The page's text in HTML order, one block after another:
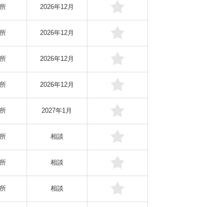
2026年12月
2026年12月
2026年12月
2026年12月
2027年1月
相談
相談
相談